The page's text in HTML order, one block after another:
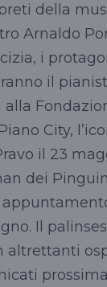
della
Arnaldo
i
il
alla
City,
il 23
dei
Il
altrettanti